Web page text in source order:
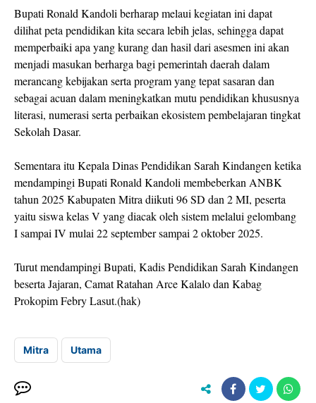
Bupati Ronald Kandoli berharap melaui kegiatan ini dapat
dilihat peta pendidikan kita secara lebih jelas, sehingga dapat
memperbaiki apa yang kurang dan hasil dari asesmen ini akan
menjadi masukan berharga bagi pemerintah daerah dalam
merancang kebijakan serta program yang tepat sasaran dan
sebagai acuan dalam meningkatkan mutu pendidikan khususnya
literasi, numerasi serta perbaikan ekosistem pembelajaran tingkat
Sekolah Dasar.
Sementara itu Kepala Dinas Pendidikan Sarah Kindangen ketika
mendampingi Bupati Ronald Kandoli membeberkan ANBK
tahun 2025 Kabupaten Mitra diikuti 96 SD dan 2 MI, peserta
yaitu siswa kelas V yang diacak oleh sistem melalui gelombang
I sampai IV mulai 22 september sampai 2 oktober 2025.
Turut mendampingi Bupati, Kadis Pendidikan Sarah Kindangen
beserta Jajaran, Camat Ratahan Arce Kalalo dan Kabag
Prokopim Febry Lasut.(hak)
Mitra Utama